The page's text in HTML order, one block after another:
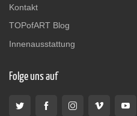
Kontakt
TOPofART Blog
Innenausstattung
Folge uns auf